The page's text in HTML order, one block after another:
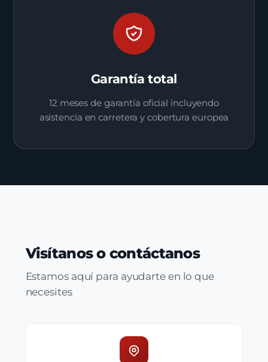
Garantía total
12 meses de garantía oficial incluyendo
asistencia en carretera y cobertura europea
Visítanos o contáctanos
Estamos aquí para ayudarte en lo que
necesites